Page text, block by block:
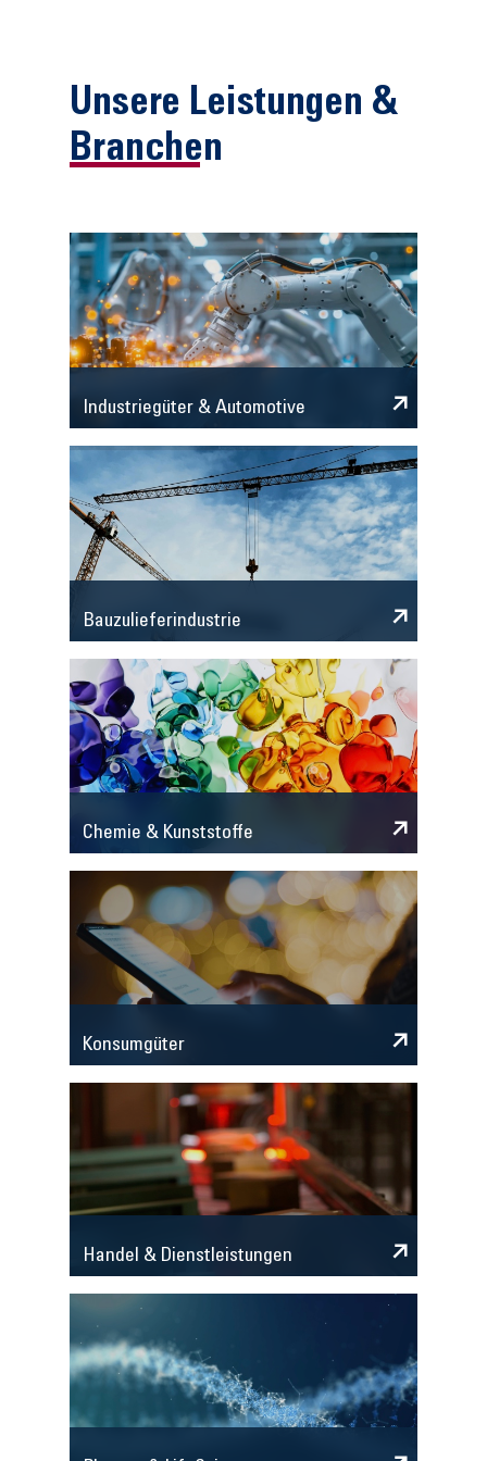
Unsere Leistungen &
Branchen
Industriegüter & Automotive
Bauzulieferindustrie
Chemie & Kunststoffe
Konsumgüter
Handel & Dienstleistungen